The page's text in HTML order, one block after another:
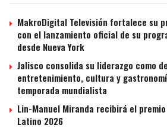
MakroDigital Televisión fortalece su
con el lanzamiento oficial de su
desde Nueva York
Jalisco consolida su liderazgo como
entretenimiento, cultura y
temporada mundialista
Lin-Manuel Miranda recibirá el
Latino 2026